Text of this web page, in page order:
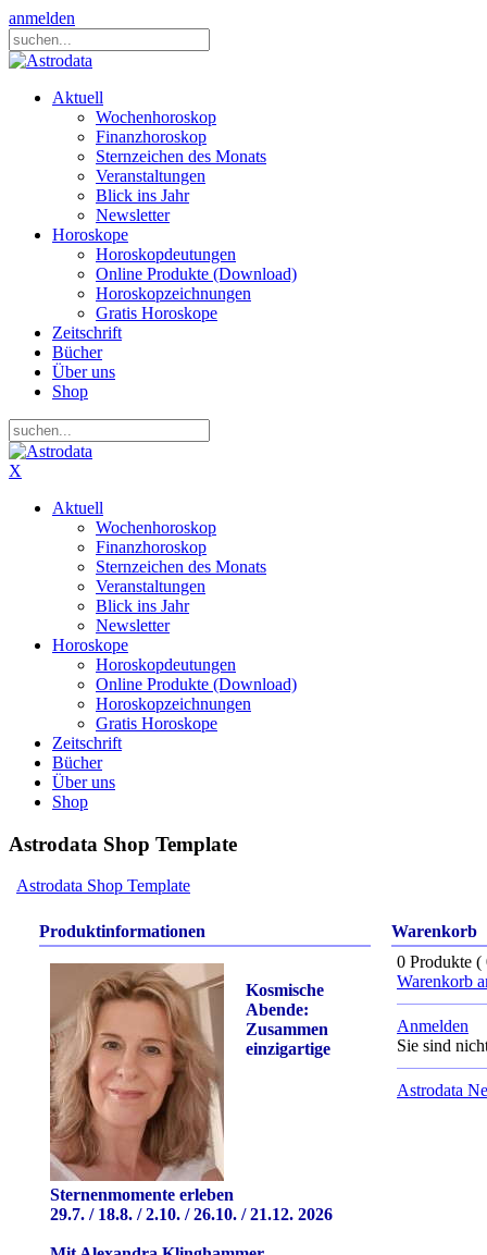
anmelden
Aktuell
Wochenhoroskop
Finanzhoroskop
Sternzeichen des Monats
Veranstaltungen
Blick ins Jahr
Newsletter
Horoskope
Horoskopdeutungen
Online Produkte (Download)
Horoskopzeichnungen
Gratis Horoskope
Zeitschrift
Bücher
Über uns
Shop
X
Aktuell
Wochenhoroskop
Finanzhoroskop
Sternzeichen des Monats
Veranstaltungen
Blick ins Jahr
Newsletter
Horoskope
Horoskopdeutungen
Online Produkte (Download)
Horoskopzeichnungen
Gratis Horoskope
Zeitschrift
Bücher
Über uns
Shop
Astrodata Shop Template
Astrodata Shop Template
Produktinformationen
Kosmische
Abende:
Zusammen
einzigartige
Sternenmomente erleben
29.7. / 18.8. / 2.10. / 26.10. / 21.12. 2026
0 Produkte
Warenkorb
Anmelden
Sie sind
Astrodata